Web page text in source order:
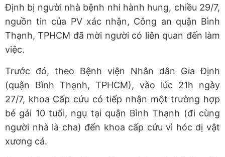
Định bị người nhà bệnh nhi hành hung, chiều 29/7,
nguồn tin của PV xác nhận, Công an quận Bình
Thạnh, TPHCM đã mời người có liên quan đến làm
việc.
Trước đó, theo Bệnh viện Nhân dân Gia Định
(quận Bình Thạnh, TPHCM), vào lúc 21h ngày
27/7, khoa Cấp cứu có tiếp nhận một trường hợp
bé gái 10 tuổi, ngụ tại quận Bình Thạnh (đi cùng
người nhà là cha) đến khoa cấp cứu vì hóc dị vật
xương cá.